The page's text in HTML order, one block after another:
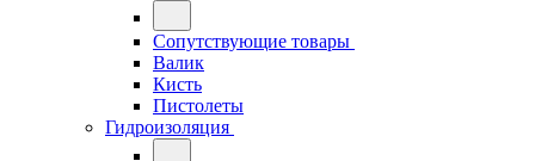
Сопутствующие товары
Валик
Кисть
Пистолеты
Гидроизоляция